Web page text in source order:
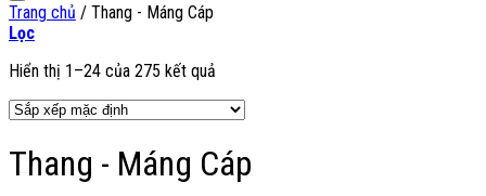
Trang chủ / Thang - Máng Cáp
Lọc
Hiển thị 1–24 của 275 kết quả
Thang - Máng Cáp